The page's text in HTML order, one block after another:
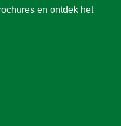
en ontdek het